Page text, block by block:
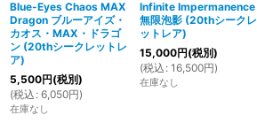
Blue-Eyes Chaos MAX
Dragon ブルーアイズ・
カオス・MAX・ドラゴ
ン (20thシークレットレ
ア)
5,500円(税別)
(税込 : 6,050円)
在庫なし
Infinite Impermanence
無限泡影 (20thシークレ
ットレア)
15,000円(税別)
(税込 : 16,500円)
在庫なし